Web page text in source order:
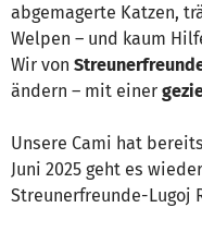
abgemagerte Katzen,
Welpen – und kaum
Wir von
ändern – mit einer
Unsere Cami hat
Juni 2025 geht es
Streunerfreunde-Lugoj